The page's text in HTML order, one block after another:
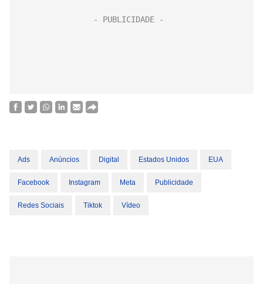
Ads Anúncios Digital Estados Unidos EUA
Facebook Instagram Meta Publicidade
Redes Sociais Tiktok Vídeo